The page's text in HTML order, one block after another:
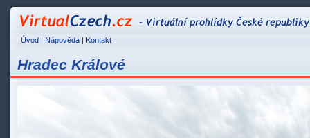
VirtualCzech.cz -
Úvod | Nápověda | Kontakt
Hradec Králové